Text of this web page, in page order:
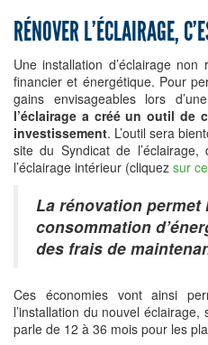
RÉNOVER L’ÉCLAIRAGE,
Une installation d’éclairage
financier et énergétique. Pour
gains envisageables lors
l’éclairage a créé un outil de
investissement. L’outil sera
site du Syndicat de
l’éclairage intérieur (cliquez sur
La rénovation permet
consommation
des frais de
Ces économies vont ainsi
l’installation du nouvel
parle de 12 à 36 mois pour les